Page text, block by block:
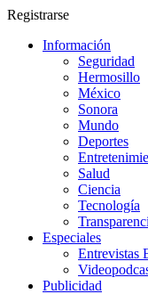
Registrarse
Información
Seguridad
Hermosillo
México
Sonora
Mundo
Deportes
Salud
Ciencia
Tecnología
Especiales
Entrevistas
Publicidad